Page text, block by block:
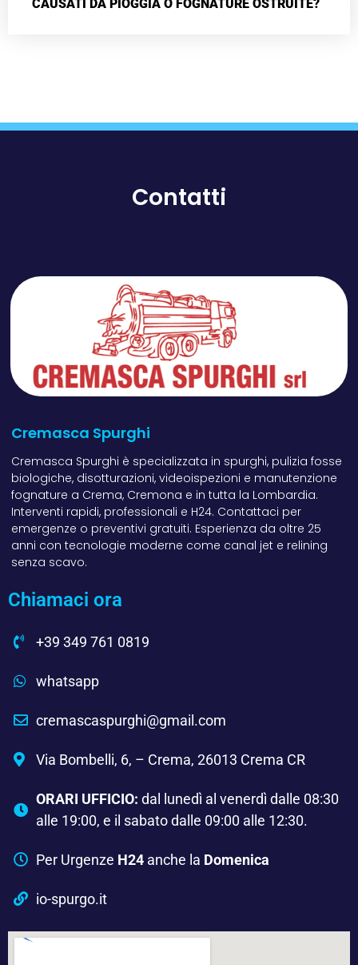
CAUSATI DA PIOGGIA O FOGNATURE OSTRUITE?
Contatti
Cremasca Spurghi
Cremasca Spurghi è specializzata in spurghi, pulizia fosse
biologiche, disotturazioni, videoispezioni e manutenzione
fognature a Crema, Cremona e in tutta la Lombardia.
Interventi rapidi, professionali e H24. Contattaci per
emergenze o preventivi gratuiti. Esperienza da oltre 25
anni con tecnologie moderne come canal jet e relining
senza scavo.
Chiamaci ora
+39 349 761 0819
whatsapp
cremascaspurghi@gmail.com
Via Bombelli, 6, – Crema, 26013 Crema CR
ORARI UFFICIO: dal lunedì al venerdì dalle 08:30
alle 19:00, e il sabato dalle 09:00 alle 12:30.
Per Urgenze H24 anche la Domenica
io-spurgo.it